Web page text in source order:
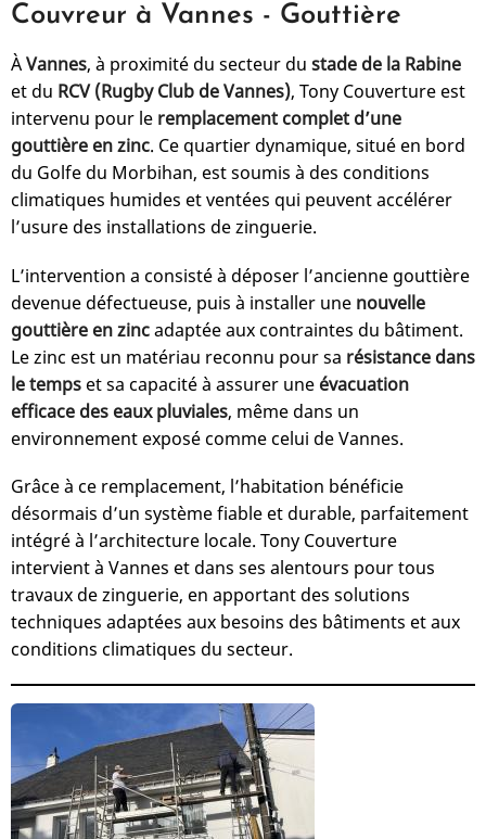
Couvreur à Vannes - Gouttière
ÀVannes, à proximité du secteur du stade de la Rabine
et du RCV (Rugby Club de Vannes), Tony Couverture est
intervenu pour le remplacement complet d’une
gouttière en zinc. Ce quartier dynamique, situé en bord
du Golfe du Morbihan, est soumis à des conditions
climatiques humides et ventées qui peuvent accélérer
l’usure des installations de zinguerie.
L’intervention a consisté à déposer l’ancienne gouttière
devenue défectueuse, puis à installer une nouvelle
gouttière en zincadaptée aux contraintes du bâtiment.
Le zinc est un matériau reconnu pour sa résistance dans
le temps et sa capacité à assurer une évacuation
efficace des eaux pluviales, même dans un
environnement exposé comme celui de Vannes.
Grâce à ce remplacement, l’habitation bénéficie
désormais d’un système fiable et durable, parfaitement
intégré à l’architecture locale. Tony Couverture
intervient à Vannes et dans ses alentours pour tous
travaux de zinguerie, en apportant des solutions
techniques adaptées aux besoins des bâtiments et aux
conditions climatiques du secteur.